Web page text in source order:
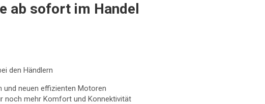
ab sofort im Handel
den Händlern
neuen effizienten Motoren
noch mehr Komfort und Konnektivität